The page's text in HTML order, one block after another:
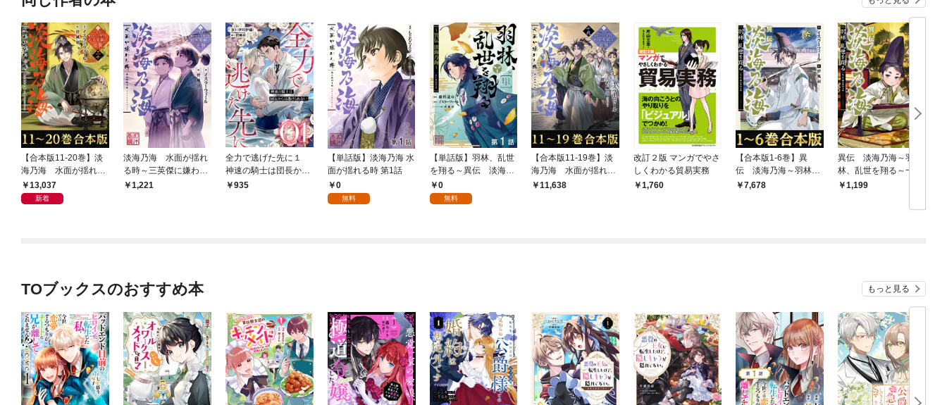
【合本版11-20巻】淡
海乃海 水面が揺れる
時～三英傑に嫌われた
不運な男、朽木基綱の
13,037
新着
淡海乃海 水面が揺れ
る時～三英傑に嫌われ
た不運な男、朽木基綱
1,221
全力で逃げた先に１
神速の騎士は団長から
は逃げられない
935
【単話版】淡海乃海 水
面が揺れる時 第1話
0
無料
【単話版】羽林、乱世
を翔る～異伝 淡海乃
海～ 第1話
0
無料
【合本版11-19巻】淡
海乃海 水面が揺れる
時～三英傑に嫌われた
11,638
改訂２版 マンガでやさ
しくわかる貿易実務
1,760
【合本版1-6巻】異
伝 淡海乃海～羽林、
乱世を翔る～
7,678
異伝 淡海乃海～羽
林、乱世を翔る～一
【電子書籍限定書き下
1,199
TOブックスのおすすめ本 もっと見る